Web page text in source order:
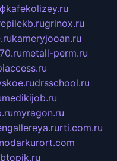
kafekolizey.ru
grinox.ru
kameryjooan.ru
metall-perm.ru
drsschool.ru
medikijob.ru
myragon.ru
rti.com.ru